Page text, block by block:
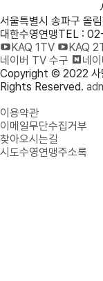
서울특별시 송파구 올
대한수영연맹TEL :
KAQ 1TV
KAQ
네이버 TV 수구
네
Copyright © 2022 사
Rights Reserved.
이용약관
이메일무단수집거부
찾아오시는길
시도수영연맹주소록